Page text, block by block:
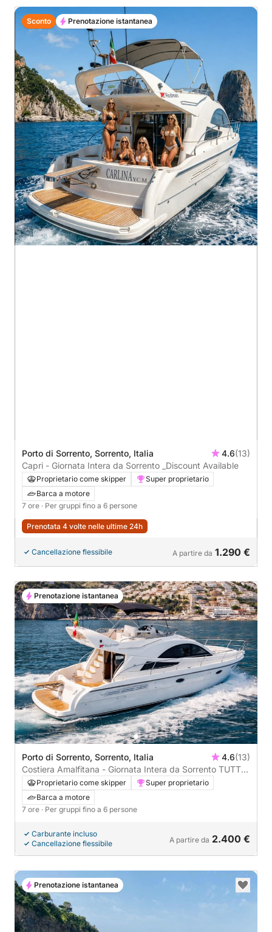
Porto di Sorrento, Sorrento, Italia 4.6(13)
Capri - Giornata Intera da Sorrento _Discount Available
Proprietario come skipper
Super proprietario
Barca a motore
7 ore · Per gruppi fino a 6 persone
Prenotata 4 volte nelle ultime 24h
Cancellazione flessibile A partire da 1.290 €
Sconto Prenotazione istantanea
Porto di Sorrento, Sorrento, Italia 4.6(13)
Costiera Amalfitana - Giornata Intera da Sorrento TUTTO
COMPRESO
Proprietario come skipper
Super proprietario
Barca a motore
7 ore · Per gruppi fino a 6 persone
Carburante incluso
Cancellazione flessibile
A partire da 2.400 €
Prenotazione istantanea
Prenotazione istantanea